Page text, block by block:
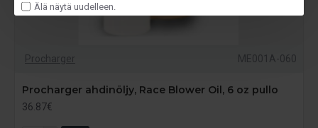
Älä näytä uudelleen.
Procharger ME001A-060
Procharger ahdinöljy, Race Blower Oil, 6 oz pullo
36.87€